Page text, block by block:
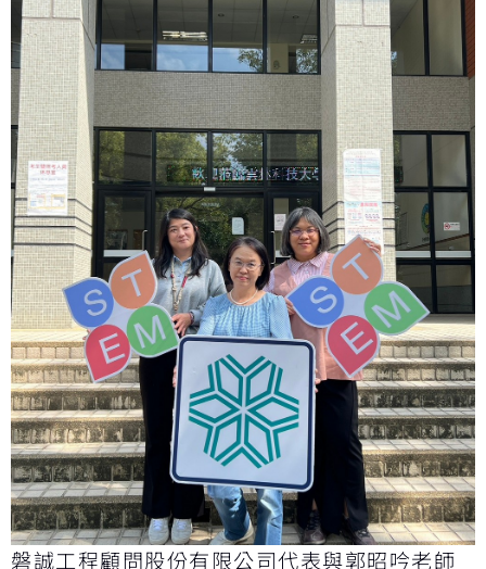
磐誠工程顧問股份有限公司代表與郭昭吟老師